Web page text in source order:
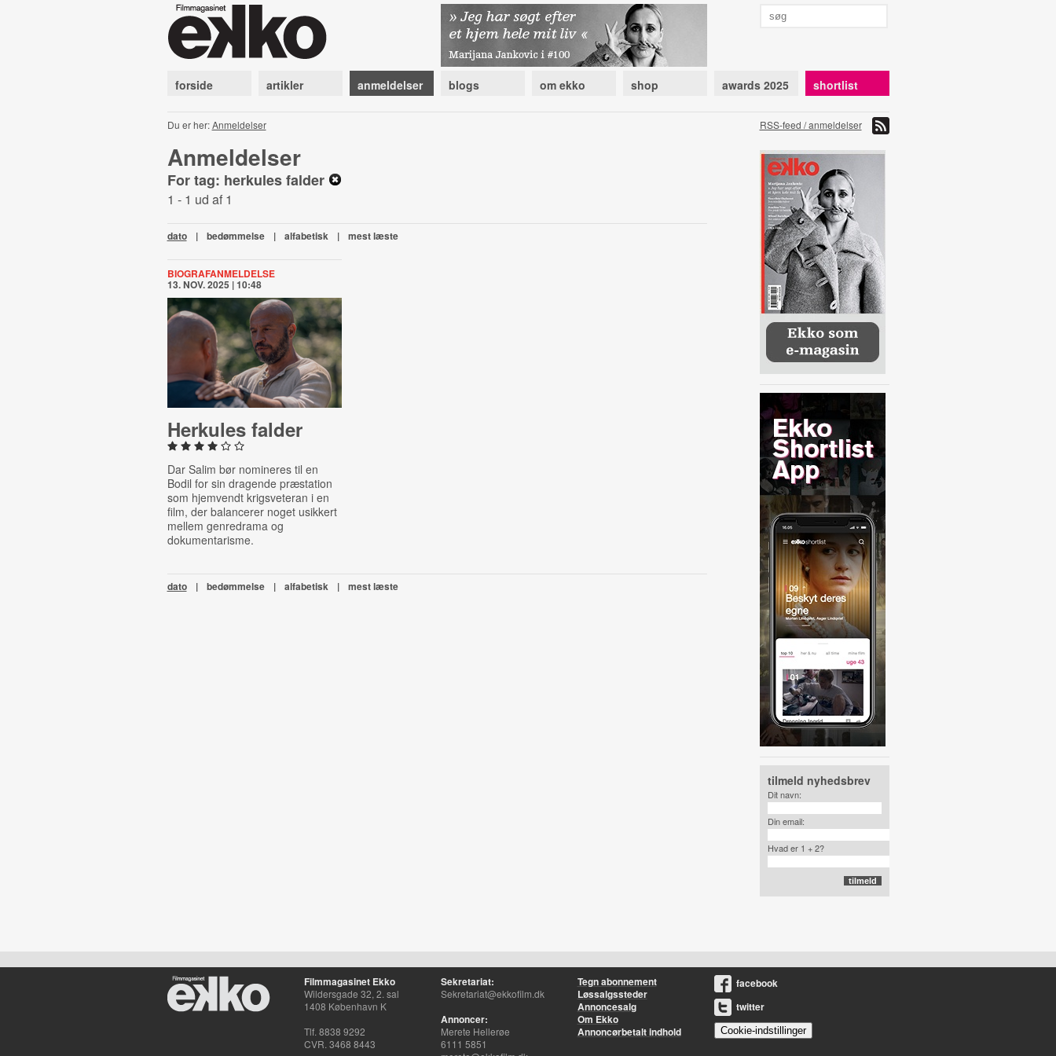
forside artikler anmeldelser blogs om ekko shop awards 2025 shortlist
Du er her:Anmeldelser RSS-feed / anmeldelser
Anmeldelser
For tag: herkules falder
1 - 1 ud af 1
dato | bedømmelse | alfabetisk | mest læste
BIOGRAFANMELDELSE
13. NOV. 2025 | 10:48
Herkules falder
Dar Salim bør nomineres til en
Bodil for sin dragende præstation
som hjemvendt krigsveteran i en
film, der balancerer noget usikkert
mellem genredrama og
dokumentarisme.
dato | bedømmelse | alfabetisk | mest læste
tilmeld nyhedsbrev
Dit navn:
Din email:
Hvad er 1 + 2?
Filmmagasinet Ekko
Wildersgade 32, 2. sal
1408 København K
Tlf. 8838 9292
CVR. 3468 8443
Sekretariat:
Sekretariat@ekkofilm.dk
Annoncer:
Merete Hellerøe
6111 5851
Tegn abonnement
Løssalgssteder
Annoncesalg
Om Ekko
Annoncørbetalt indhold
facebook
twitter
Cookie-indstillinger